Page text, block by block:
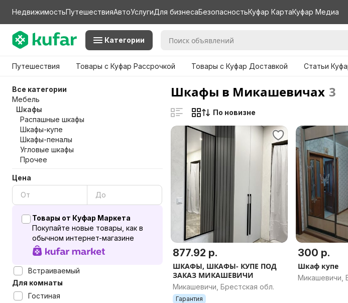
НедвижимостьПутешествияАвтоУслугиДля бизнесаБезопасностьКуфар КартаКуфар Медиа
Категории
Путешествия Товары с Куфар Рассрочкой Товары с Куфар Доставкой Статьи
Все категории
Мебель
Шкафы
Распашные шкафы
Шкафы-купе
Шкафы-пеналы
Угловые шкафы
Прочее
Цена
Товары от Куфар Маркета
Покупайте новые товары, как в
обычном интернет-магазине
Встраиваемый
Для комнаты
Гостиная
Шкафы в Микашевичaх 3
По новизне
877.92 р.
ШКАФЫ, ШКАФЫ- КУПЕ ПОД
ЗАКАЗ МИКАШЕВИЧИ
Микашевичи, Брестская обл.
Гарантия
300 р.
Шкаф купе
Микашевичи,